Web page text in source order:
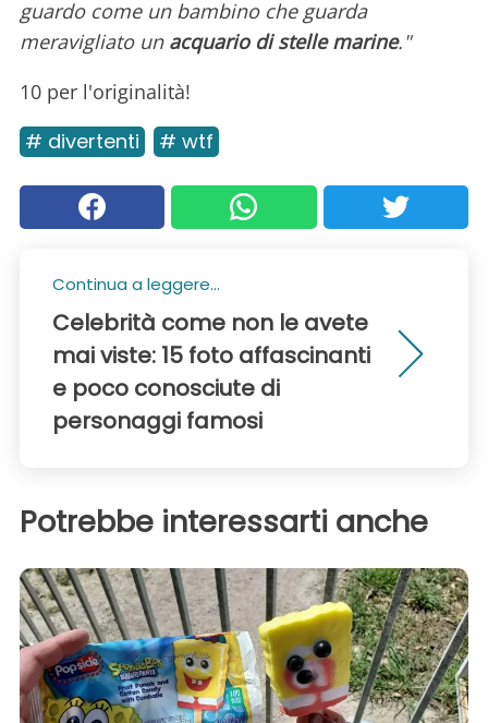
guardo come un bambino che guarda
meravigliato un acquario di stelle marine."
10 per l'originalità!
# divertenti # wtf
Continua a leggere...
Celebrità come non le avete
mai viste: 15 foto affascinanti
e poco conosciute di
personaggi famosi
Potrebbe interessarti anche